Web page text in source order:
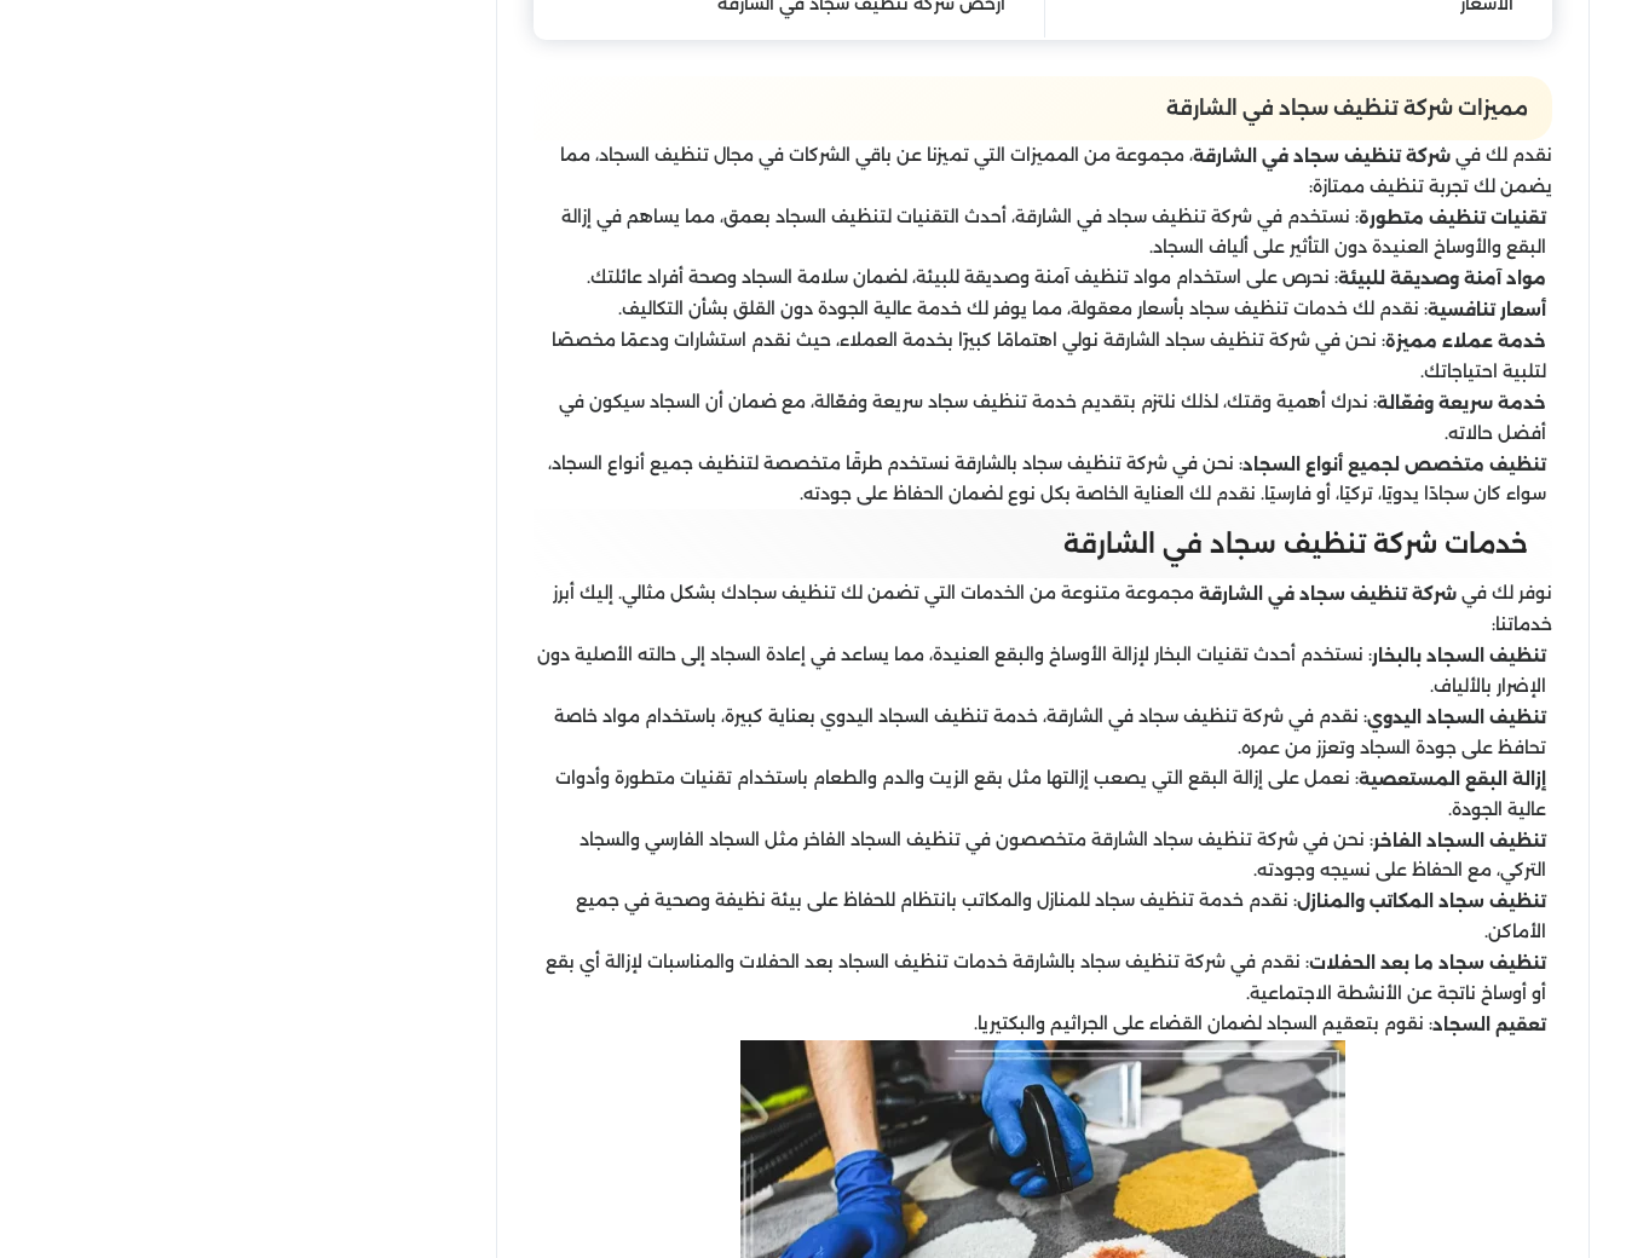
مميزات شركة تنظيف سجاد في الشارقة
نقدم لك في شركة تنظيف سجاد في الشارقة، مجموعة من المميزات التي تميزنا عن باقي الشركات في مجال تنظيف السجاد، مما
يضمن لك تجربة تنظيف ممتازة:
تقنيات تنظيف متطورة: نستخدم في شركة تنظيف سجاد في الشارقة، أحدث التقنيات لتنظيف السجاد بعمق، مما يساهم في إزالة
البقع والأوساخ العنيدة دون التأثير على ألياف السجاد.
مواد آمنة وصديقة للبيئة: نحرص على استخدام مواد تنظيف آمنة وصديقة للبيئة، لضمان سلامة السجاد وصحة أفراد عائلتك.
أسعار تنافسية: نقدم لك خدمات تنظيف سجاد بأسعار معقولة، مما يوفر لك خدمة عالية الجودة دون القلق بشأن التكاليف.
خدمة عملاء مميزة: نحن في شركة تنظيف سجاد الشارقة نولي اهتمامًا كبيرًا بخدمة العملاء، حيث نقدم استشارات ودعمًا مخصصًا
لتلبية احتياجاتك.
خدمة سريعة وفعّالة: ندرك أهمية وقتك، لذلك نلتزم بتقديم خدمة تنظيف سجاد سريعة وفعّالة، مع ضمان أن السجاد سيكون في
أفضل حالاته.
تنظيف متخصص لجميع أنواع السجاد: نحن في شركة تنظيف سجاد بالشارقة نستخدم طرقًا متخصصة لتنظيف جميع أنواع السجاد،
سواء كان سجادًا يدويًا، تركيًا، أو فارسيًا. نقدم لك العناية الخاصة بكل نوع لضمان الحفاظ على جودته.
خدمات شركة تنظيف سجاد في الشارقة
نوفر لك في شركة تنظيف سجاد في الشارقة مجموعة متنوعة من الخدمات التي تضمن لك تنظيف سجادك بشكل مثالي. إليك أبرز
خدماتنا:
تنظيف السجاد بالبخار: نستخدم أحدث تقنيات البخار لإزالة الأوساخ والبقع العنيدة، مما يساعد في إعادة السجاد إلى حالته الأصلية دون
الإضرار بالألياف.
تنظيف السجاد اليدوي: نقدم في شركة تنظيف سجاد في الشارقة، خدمة تنظيف السجاد اليدوي بعناية كبيرة، باستخدام مواد خاصة
تحافظ على جودة السجاد وتعزز من عمره.
إزالة البقع المستعصية: نعمل على إزالة البقع التي يصعب إزالتها مثل بقع الزيت والدم والطعام باستخدام تقنيات متطورة وأدوات
عالية الجودة.
تنظيف السجاد الفاخر: نحن في شركة تنظيف سجاد الشارقة متخصصون في تنظيف السجاد الفاخر مثل السجاد الفارسي والسجاد
التركي، مع الحفاظ على نسيجه وجودته.
تنظيف سجاد المكاتب والمنازل: نقدم خدمة تنظيف سجاد للمنازل والمكاتب بانتظام للحفاظ على بيئة نظيفة وصحية في جميع
الأماكن.
تنظيف سجاد ما بعد الحفلات: نقدم في شركة تنظيف سجاد بالشارقة خدمات تنظيف السجاد بعد الحفلات والمناسبات لإزالة أي بقع
أو أوساخ ناتجة عن الأنشطة الاجتماعية.
تعقيم السجاد: نقوم بتعقيم السجاد لضمان القضاء على الجراثيم والبكتيريا.